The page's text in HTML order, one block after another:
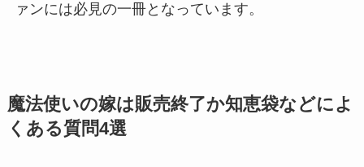
ァンには必見の一冊となっています。
魔法使いの嫁は販売終了か知恵袋などによ
くある質問4選